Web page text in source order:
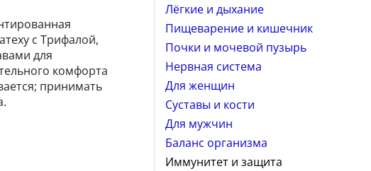
Лёгкие и дыхание
Пищеварение и кишечник
Почки и мочевой пузырь
Нервная система
Для женщин
Суставы и кости
Для мужчин
Баланс организма
Иммунитет и защита
с Трифалой,
для
комфорта
принимать